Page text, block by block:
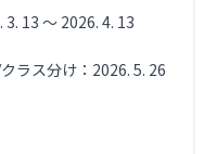
13 ～ 2026. 4. 13
ラス分け：2026. 5. 26